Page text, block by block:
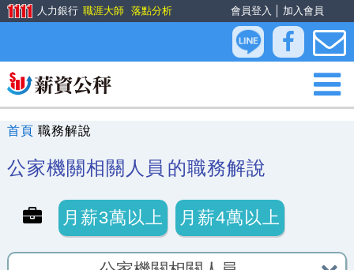
會員登入 加入會員
人力銀行 職涯大師 落點分析
首頁 職務解說
公家機關相關人員 的職務解說
月薪3萬以上 月薪4萬以上